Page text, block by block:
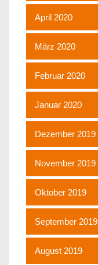
April 2020
März 2020
Februar 2020
Januar 2020
Dezember 2019
November 2019
Oktober 2019
September 2019
August 2019